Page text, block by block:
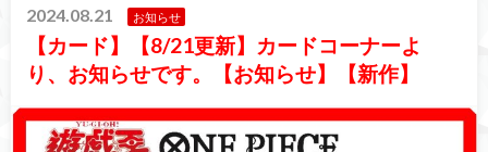
2024.08.21 お知らせ
【カード】【8/21更新】カードコーナーよ
り、お知らせです。【お知らせ】【新作】